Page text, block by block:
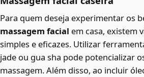
Para quem deseja experimentar os
massagem facial em casa, existem
simples e eficazes. Utilizar
jade ou gua sha pode potencializar
massagem. Além disso, ao incluir